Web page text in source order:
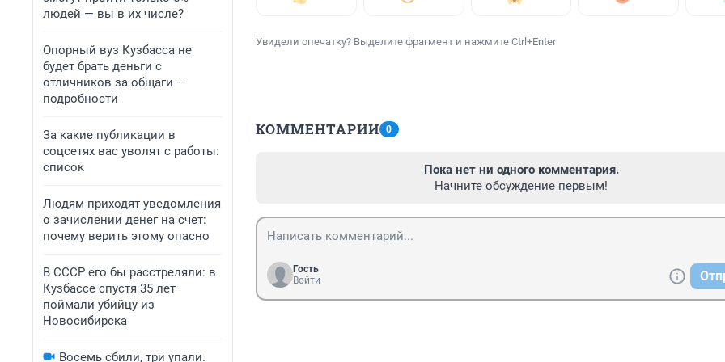
людей — вы в их числе?
Опорный вуз Кузбасса не
будет брать деньги с
отличников за общаги —
подробности
За какие публикации в
соцсетях вас уволят с работы:
список
Людям приходят уведомления
о зачислении денег на счет:
почему верить этому опасно
В СССР его бы расстреляли: в
Кузбассе спустя 35 лет
поймали убийцу из
Новосибирска
Восемь сбили, три упали.
Увидели опечатку? Выделите фрагмент и нажмите Ctrl+Enter
КОММЕНТАРИИ 0
Пока нет ни одного комментария.
Начните обсуждение первым!
Гость
Войти